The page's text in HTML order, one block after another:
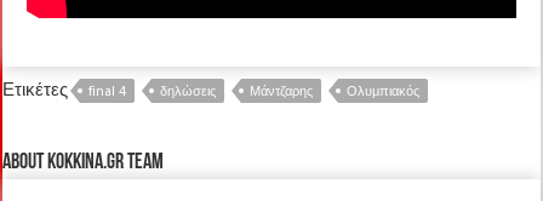
Ετικέτες final 4 δηλώσεις Μάντζαρης Ολυμπιακός
About kokkina.gr TEAM